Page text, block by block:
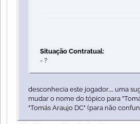
Situação Contratual:
- ?
desconhecia este jogador..... uma
mudar o nome do tópico para
"Tomás Araujo DC" (para não